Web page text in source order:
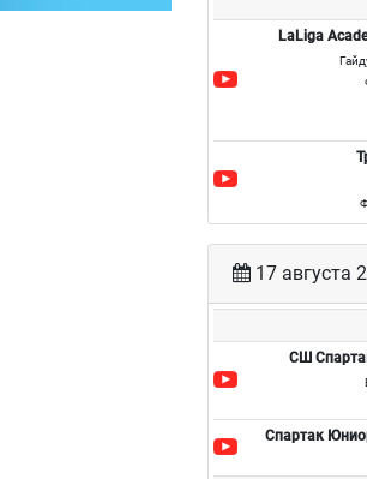
LaLiga
17 августа
СШ
Спартак